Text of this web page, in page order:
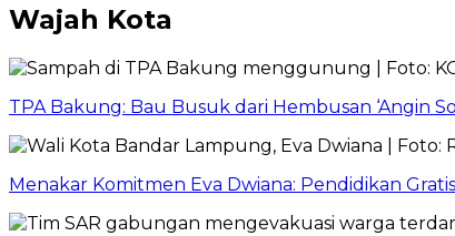
Wajah Kota
TPA Bakung: Bau Busuk dari Hembusan ‘Angin
Menakar Komitmen Eva Dwiana: Pendidikan